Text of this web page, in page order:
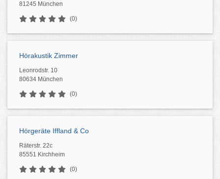
81245 München
(0)
Hörakustik Zimmer
Leonrodstr. 10
80634 München
(0)
Hörgeräte Iffland & Co
Räterstr. 22c
85551 Kirchheim
(0)